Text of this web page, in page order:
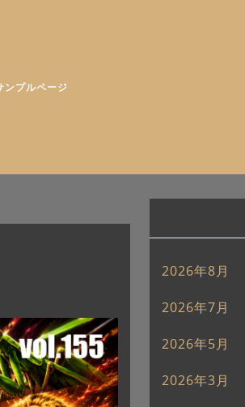
ンプルページ
2026年8月
2026年7月
2026年5月
2026年3月